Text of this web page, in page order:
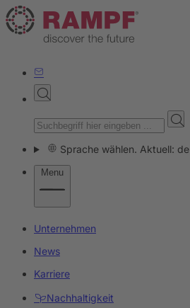
Sprache wählen. Aktuell: de
Menu
Unternehmen
News
Karriere
Nachhaltigkeit